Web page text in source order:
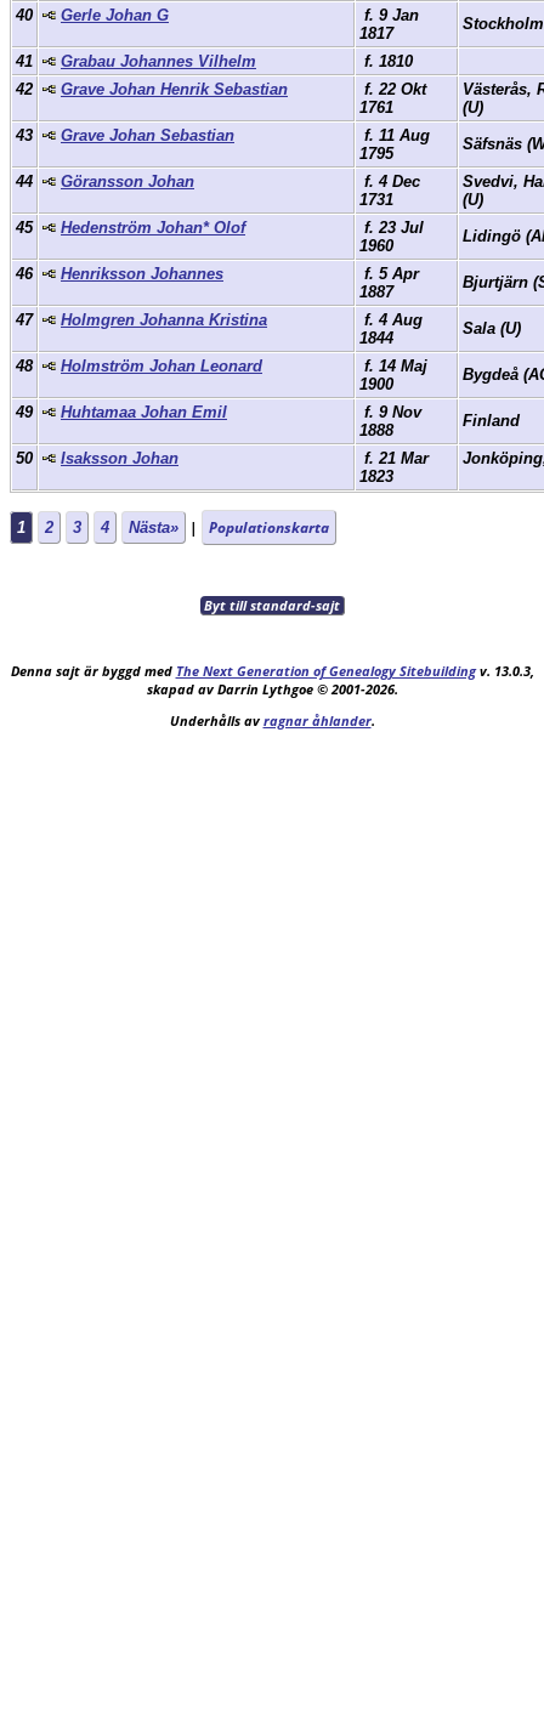
40 Gerle Johan G
f. 9 Jan
1817
41 Grabau Johannes Vilhelm
f. 1810
42
Grave Johan Henrik Sebastian
f. 22 Okt
1761
Västerås,
(U)
43
Grave Johan Sebastian
f. 11 Aug
1795
Säfsnäs
44 Göransson Johan
f. 4 Dec
1731
Svedvi,
(U)
45
Hedenström Johan* Olof
f. 23 Jul
1960
Lidingö
46 Henriksson Johannes
f. 5 Apr
1887
Bjurtjärn
47 Holmgren Johanna Kristina
f. 4 Aug
1844
Sala (U)
48 Holmström Johan Leonard
f. 14 Maj
1900
Bygdeå
49 Huhtamaa Johan Emil
f. 9 Nov
1888
Finland
50 Isaksson Johan
f. 21 Mar
1823
1 2 3 4 Nästa» | Populationskarta
Byt till standard-sajt
Denna sajt är byggd med The Next Generation of Genealogy Sitebuildingv. 13.0.3,
skapad av Darrin Lythgoe © 2001-2026.
Underhålls av ragnar åhlander.